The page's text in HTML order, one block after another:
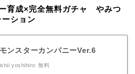
育成×完全無料ガチャ やみつ
ーション
モンスターカンパニーVer.6
ishii yoshihiro 無料